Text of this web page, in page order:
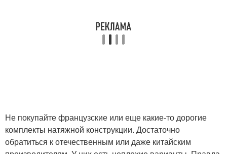
Не покупайте французские или еще какие-то дорогие
комплекты натяжной конструкции. Достаточно
обратиться к отечественным или даже китайским